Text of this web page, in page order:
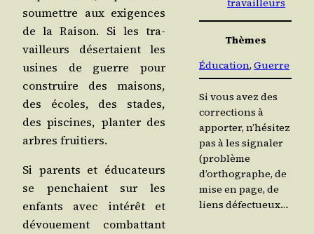
sou­mettre aux exi­gences
de la Rai­son. Si les tra­
vailleurs déser­taient les
usines de guerre pour
construire des mai­sons,
des écoles, des stades,
des pis­cines, plan­ter des
arbres fruitiers.
Si parents et édu­ca­teurs
se pen­chaient sur les
enfants avec inté­rêt et
dévoue­ment com­bat­tant
travailleurs
Thèmes
Éducation, Guerre
Si vous avez des
corrections à
apporter, n’hésitez
pas à les signaler
(problème
d’orthographe, de
mise en page, de
liens défectueux…